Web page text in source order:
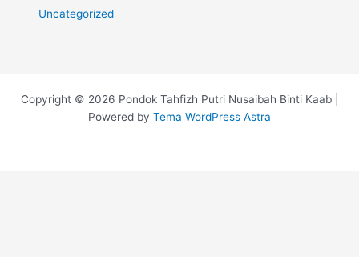
Uncategorized
Copyright © 2026 Pondok Tahfizh Putri Nusaibah Binti Kaab |
Powered by Tema WordPress Astra